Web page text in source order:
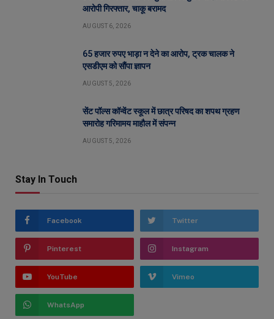
आरोपी गिरफ्तार, चाकू बरामद
AUGUST 6, 2026
65 हजार रुपए भाड़ा न देने का आरोप, ट्रक चालक ने
एसडीएम को सौंपा ज्ञापन
AUGUST 5, 2026
सेंट पॉल्स कॉन्वेंट स्कूल में छात्र परिषद का शपथ ग्रहण
समारोह गरिमामय माहौल में संपन्न
AUGUST 5, 2026
Stay In Touch
Facebook Twitter
Pinterest Instagram
YouTube Vimeo
WhatsApp